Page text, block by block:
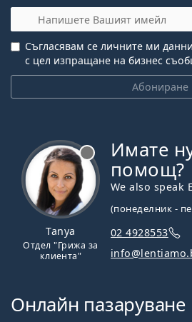
Имейл
Абониране
Съгласявам се личните ми данни
с цел изпращане на бизнес
Tanya
Отдел "Грижа за
клиента"
Имате
помощ?
We also speak
(понеделник -
02 4928553
Онлайн пазаруване